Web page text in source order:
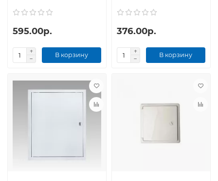
595.00р.
В корзину
376.00р.
В корзину